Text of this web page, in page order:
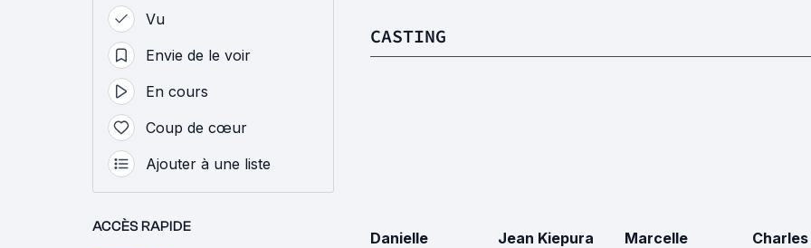
Vu
Envie de le voir
En cours
Coup de cœur
Ajouter à une liste
ACCÈS RAPIDE
CASTING
Danielle
Jean Kiepura
Marcelle
Charles